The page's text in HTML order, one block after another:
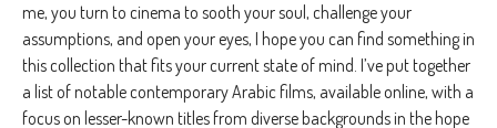
me, you turn to cinema to sooth your soul, challenge your
assumptions, and open your eyes, I hope you can find something in
this collection that fits your current state of mind. I’ve put together
a list of notable contemporary Arabic films, available online, with a
focus on lesser-known titles from diverse backgrounds in the hope